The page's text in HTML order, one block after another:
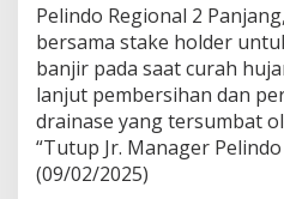
Pelindo Regional 2
bersama stake holder
banjir pada saat curah
lanjut pembersihan dan
drainase yang tersumbat
“Tutup Jr. Manager
(09/02/2025)